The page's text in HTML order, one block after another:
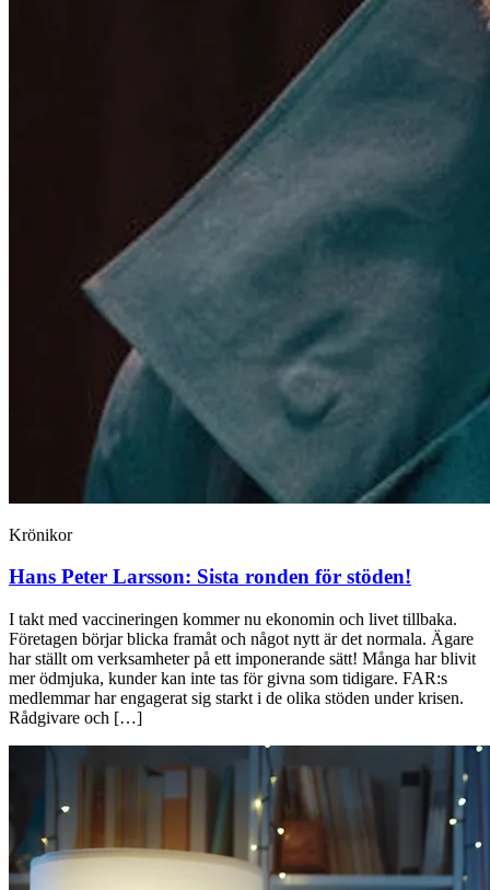
Krönikor
Hans Peter Larsson: Sista ronden för stöden!
I takt med vaccineringen kommer nu ekonomin och livet tillbaka.
Företagen börjar blicka framåt och något nytt är det normala. Ägare
har ställt om verksamheter på ett imponerande sätt! Många har blivit
mer ödmjuka, kunder kan inte tas för givna som tidigare. FAR:s
medlemmar har engagerat sig starkt i de olika stöden under krisen.
Rådgivare och […]